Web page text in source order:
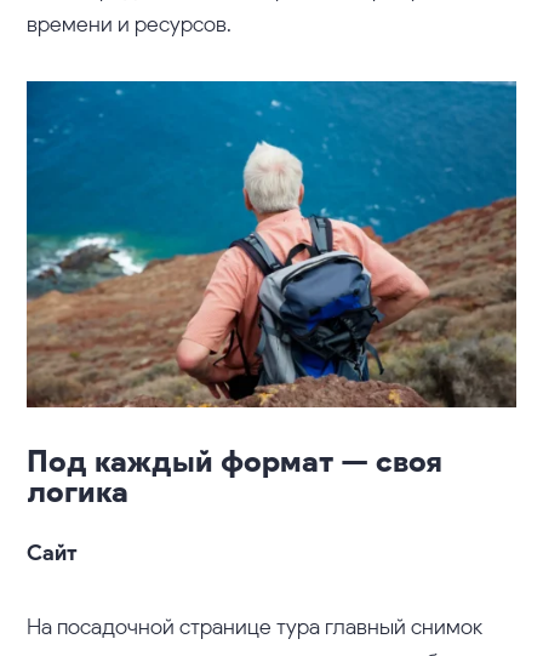
времени и ресурсов.
Под каждый формат — своя
логика
Сайт
На посадочной странице тура главный снимок